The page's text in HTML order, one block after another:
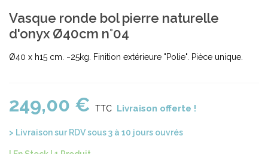
Vasque ronde bol pierre naturelle
d'onyx Ø40cm n°04
Ø40 x h15 cm. ~25kg. Finition extérieure "Polie". Pièce unique.
249,00 € TTC Livraison offerte !
> Livraison sur RDV sous 3 à 10 jours ouvrés